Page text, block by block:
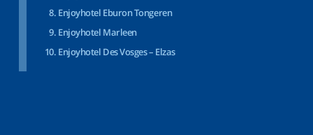
Enjoyhotel Eburon Tongeren
Enjoyhotel Marleen
Enjoyhotel Des Vosges – Elzas